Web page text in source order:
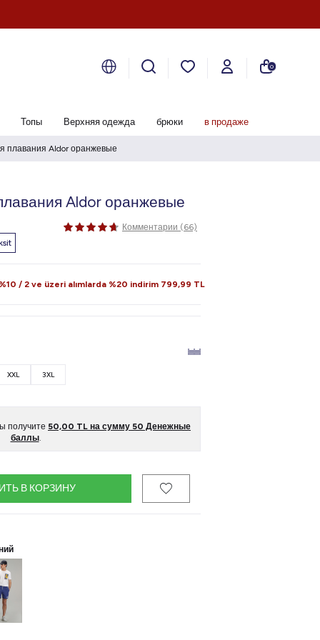
0
Топы Верхняя одежда брюки в продаже
плавания Aldor оранжевые
Aldor оранжевые
Комментарии (66)
/ 2 ve üzeri alımlarda %20 indirim 799,99 TL
XXL 3XL
получите 50,00 TL на сумму 50 Денежные
баллы.
В КОРЗИНУ